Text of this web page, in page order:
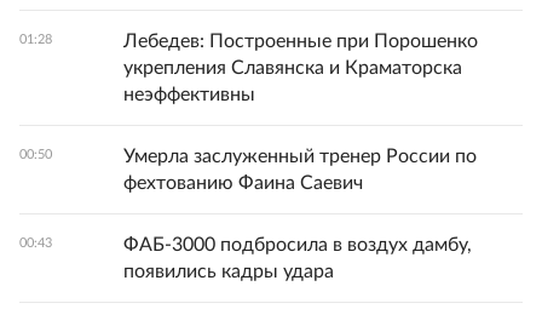
01:28
Лебедев: Построенные при Порошенко
укрепления Славянска и Краматорска
неэффективны
00:50
Умерла заслуженный тренер России по
фехтованию Фаина Саевич
00:43
ФАБ-3000 подбросила в воздух дамбу,
появились кадры удара